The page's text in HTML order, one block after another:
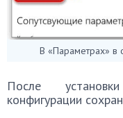
В «Параметрах» в
После
конфигурации